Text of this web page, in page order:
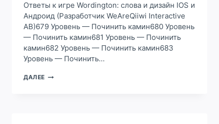
663,
664,
665,
666,
667
УРОВЕНЬ
–
СТАРЫЕ
Ответы к игре Wordington: слова и дизайн IOS и
Андроид (Разработчик WeAreQiiwi Interactive
AB)679 Уровень — Починить камин680 Уровень
— Починить камин681 Уровень — Починить
камин682 Уровень — Починить камин683
Уровень — Починить…
ДАЛЕЕ ОТВЕТЫ